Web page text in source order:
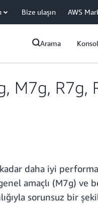
Bize ulaşın AWS
Arama
M7g, R7g,
daha iyi
amaçlı (M7g) ve
sorunsuz bir